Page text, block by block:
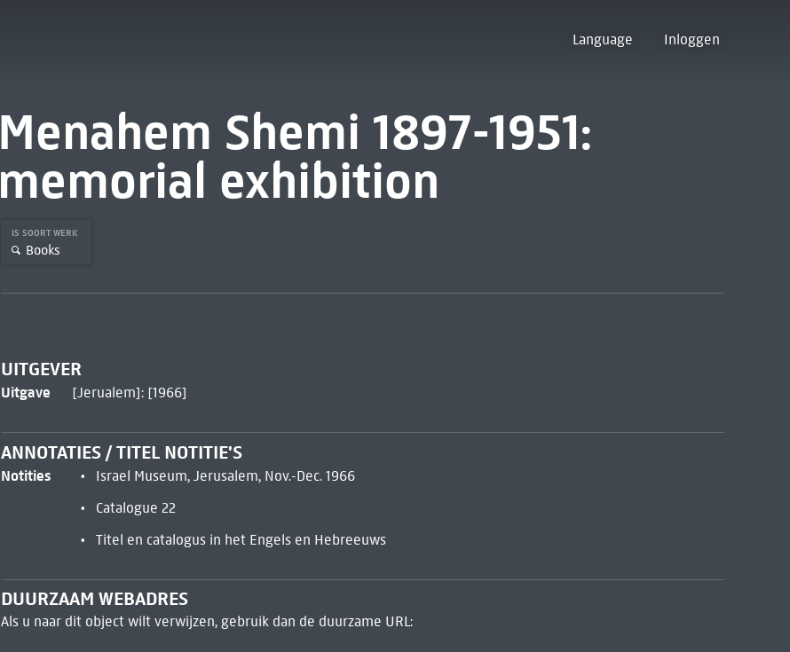
Language Inloggen
Menahem Shemi 1897-1951:
memorial exhibition
IS SOORT WERK
Books
UITGEVER
Uitgave [Jerualem]: [1966]
ANNOTATIES / TITEL NOTITIE'S
Notities
Israel Museum, Jerusalem, Nov.-Dec. 1966
Catalogue 22
Titel en catalogus in het Engels en Hebreeuws
DUURZAAM WEBADRES
Als u naar dit object wilt verwijzen, gebruik dan de duurzame URL: